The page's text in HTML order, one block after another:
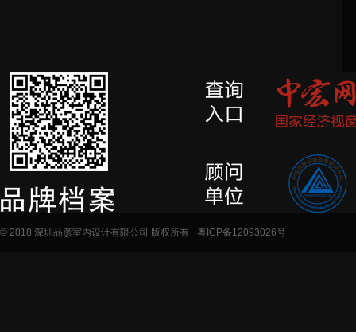
© 2018 深圳品彦室内设计有限公司 版权所有 粤ICP备12093026号